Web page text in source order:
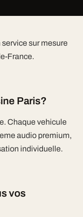
sur mesure
France.
Paris?
Chaque vehicule
audio premium,
individuelle.
vos